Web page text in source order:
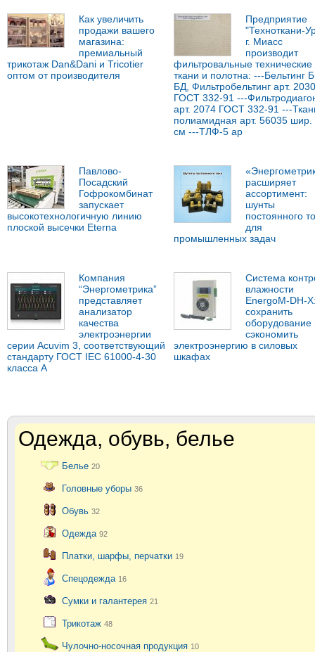
Как увеличить
продажи вашего
магазина:
премиальный
трикотаж Dan&Dani и Tricotier
оптом от производителя
Предприятие
"Техноткани-
г. Миасс
производит
фильтровальные технические
ткани и полотна: ---Бельтинг
БД, Фильтробельтинг арт. 2030
ГОСТ 332-91 ---
арт. 2074 ГОСТ 332-91 ---
полиамидная арт. 56035 шир.
см ---ТЛФ-5 ар
Павлово-
Посадский
Гофрокомбинат
запускает
высокотехнологичную линию
плоской высечки Eterna
расширяет
ассортимент:
шунты
постоянного
для
промышленных задач
Компания
“Энергометрика”
представляет
анализатор
качества
электроэнергии
серии Acuvim 3, соответствующий
стандарту ГОСТ IEC 61000-4-30
класса А
Система
влажности
EnergoM-DH-
сохранить
оборудование
сэкономить
электроэнергию в силовых
шкафах
Одежда, обувь, белье
Белье 20
Головные уборы 36
Обувь 32
Одежда 92
Платки, шарфы, перчатки 19
Спецодежда 16
Сумки и галантерея 21
Трикотаж 48
Чулочно-носочная продукция 10